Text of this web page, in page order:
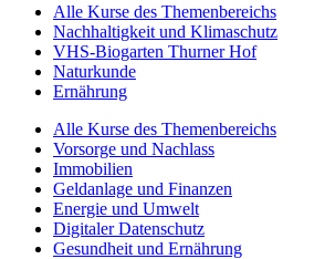
Alle Kurse des Themenbereichs
Nachhaltigkeit und Klimaschutz
VHS-Biogarten Thurner Hof
Naturkunde
Ernährung
Alle Kurse des Themenbereichs
Vorsorge und Nachlass
Immobilien
Geldanlage und Finanzen
Energie und Umwelt
Digitaler Datenschutz
Gesundheit und Ernährung